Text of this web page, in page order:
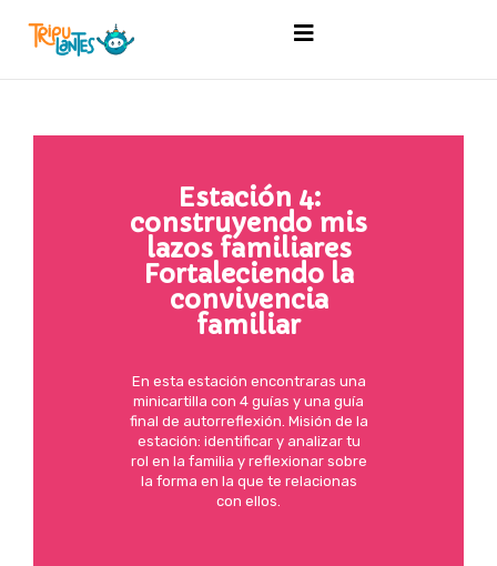
Estación 4:
construyendo mis
lazos familiares
Fortaleciendo la
convivencia
familiar
En esta estación encontraras una
minicartilla con 4 guías y una guía
final de autorreflexión. Misión de la
estación: identificar y analizar tu
rol en la familia y reflexionar sobre
la forma en la que te relacionas
con ellos.